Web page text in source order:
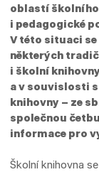
oblastí školního
i pedagogické
V této situaci se
některých
i školní
a v souvislosti
knihovny – ze
společnou
informace pro
Školní knihovna